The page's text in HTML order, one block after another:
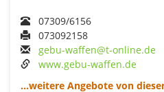
07309/6156
073092158
gebu-waffen@t-online.de
www.gebu-waffen.de
...weitere Angebote von